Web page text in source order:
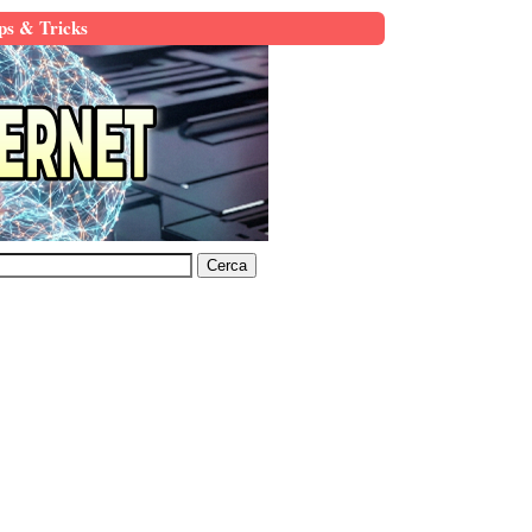
& Tricks